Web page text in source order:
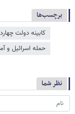
برچسب‌ها
کابینه دولت
حمله اسرائیل و
نظر شما